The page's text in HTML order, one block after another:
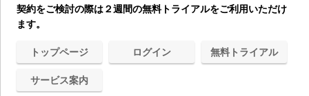
契約をご検討の際は２週間の無料トライアルをご利用いただけ
ます。
トップページ ログイン 無料トライアル
サービス案内